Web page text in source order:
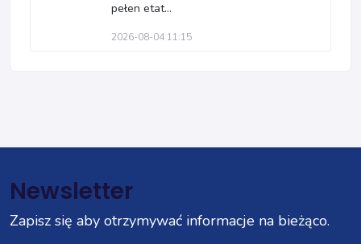
pełen etat...
2026-08-04 11:15
Newsletter
Zapisz się aby otrzymywać informacje na bieżąco.